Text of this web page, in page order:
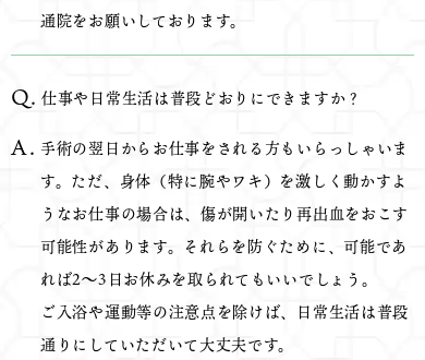
通院をお願いしております。
仕事や日常生活は普段どおりにできますか？
手術の翌日からお仕事をされる方もいらっしゃいま
す。ただ、身体（特に腕やワキ）を激しく動かすよ
うなお仕事の場合は、傷が開いたり再出血をおこす
可能性があります。それらを防ぐために、可能であ
れば2～3日お休みを取られてもいいでしょう。
ご入浴や運動等の注意点を除けば、日常生活は普段
通りにしていただいて大丈夫です。